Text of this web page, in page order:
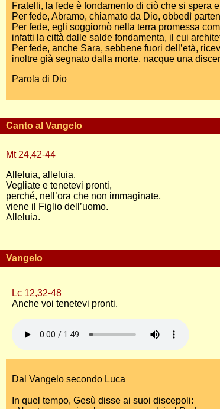
Fratelli, la fede è fondamento di ciò che si spera
Per fede, Abramo, chiamato da Dio, obbedì
Per fede, egli soggiornò nella terra promessa
infatti la città dalle salde fondamenta, il cui
Per fede, anche Sara, sebbene fuori dell’età,
inoltre già segnato dalla morte, nacque una
Parola di Dio
Canto al Vangelo
Mt 24,42-44
Alleluia, alleluia.
Vegliate e tenetevi pronti,
perché, nell’ora che non immaginate,
viene il Figlio dell’uomo.
Alleluia.
Vangelo
Lc 12,32-48
Anche voi tenetevi pronti.
Dal Vangelo secondo Luca
In quel tempo, Gesù disse ai suoi discepoli: